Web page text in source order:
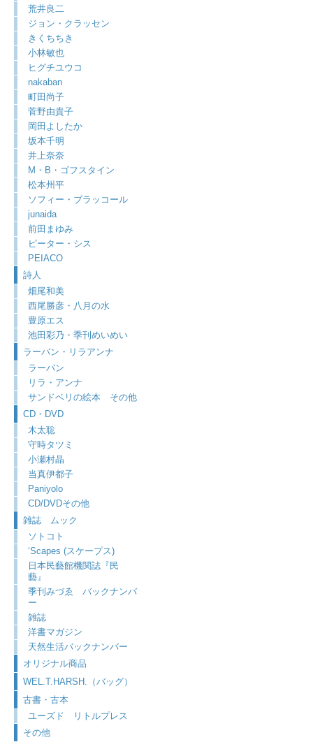
荒井良二
ジョン・クラッセン
きくちちき
小林敏也
ヒグチユウコ
nakaban
町田尚子
菅野由貴子
岡田よしたか
坂本千明
井上奈奈
M・B・ゴフスタイン
松本州平
ソフィー・ブラッコール
junaida
前田まゆみ
ピーター・シス
PEIACO
詩人
畑尾和美
西尾勝彦・八月の水
豊原エス
池田彩乃・季刊めいめい
ラーバン・リラアンナ
ラーバン
リラ・アンナ
サンドベリの絵本 その他
CD・DVD
木太聡
守時タツミ
小瀬村晶
当真伊都子
Paniyolo
CD/DVDその他
雑誌 ムック
ソトコト
‘Scapes (スケープス)
日本民藝館機関誌『民
藝』
季刊みづゑ バックナンバ
ー
雑誌
洋書マガジン
天然生活バックナンバー
オリジナル商品
WEL.T.HARSH.（バッグ）
古書・古本
ユーズド リトルプレス
その他